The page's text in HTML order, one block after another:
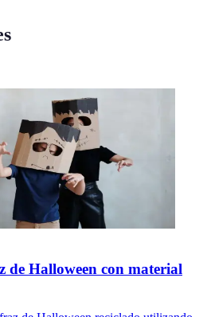
de Halloween con material